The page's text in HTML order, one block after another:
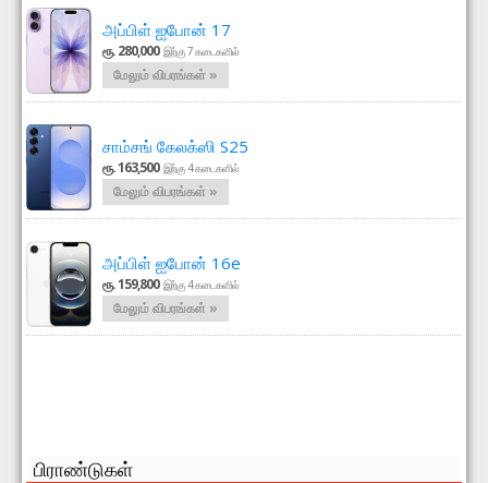
அப்பிள் ஐபோன் 17
ரூ. 280,000 இற்கு 7 கடைகளில்
மேலும் விபரங்கள் »
சாம்சங் கேலக்ஸி S25
ரூ. 163,500 இற்கு 4 கடைகளில்
மேலும் விபரங்கள் »
அப்பிள் ஐபோன் 16e
ரூ. 159,800 இற்கு 4 கடைகளில்
மேலும் விபரங்கள் »
பிராண்டுகள்